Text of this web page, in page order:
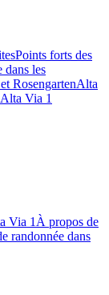
Points forts des
dans les
RosengartenAlta
Alta Via 1
Via 1À propos de
randonnée dans